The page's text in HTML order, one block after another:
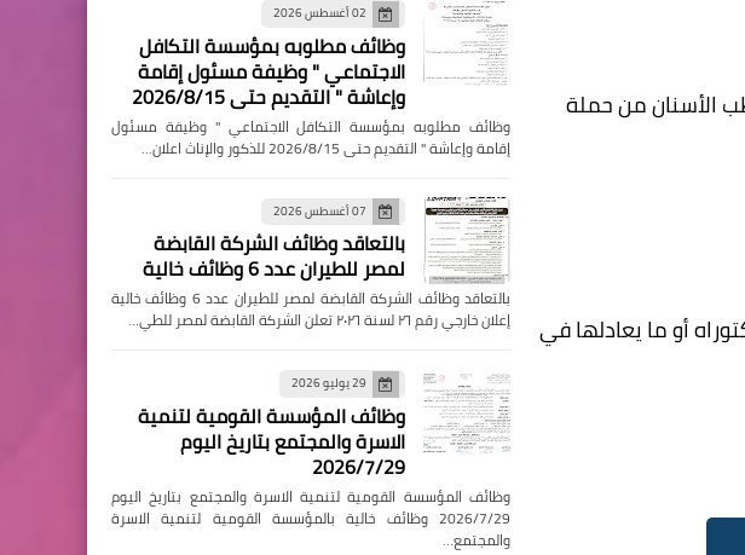
الأسنان من حملة
أو ما يعادلها في
02 أغسطس 2026
وظائف مطلوبه بمؤسسة التكافل
الاجتماعي " وظيفة مسئول إقامة
وإعاشة " التقديم حتى 2026/8/15
وظائف مطلوبه بمؤسسة التكافل الاجتماعي " وظيفة مسئول
إقامة وإعاشة " التقديم حتى 2026/8/15 للذكور والإناث اعلان…
07 أغسطس 2026
بالتعاقد وظائف الشركة القابضة
لمصر للطيران عدد 6 وظائف خالية
بالتعاقد وظائف الشركة القابضة لمصر للطيران عدد 6 وظائف خالية
إعلان خارجي رقم ٢٦ لسنة ٢٠٢٦ تعلن الشركة القابضة لمصر للطي…
29 يوليو 2026
وظائف المؤسسة القومية لتنمية
الاسرة والمجتمع بتاريخ اليوم
2026/7/29
وظائف المؤسسة القومية لتنمية الاسرة والمجتمع بتاريخ اليوم
2026/7/29 وظائف خالية بالمؤسسة القومية لتنمية الاسرة
والمجتمع…